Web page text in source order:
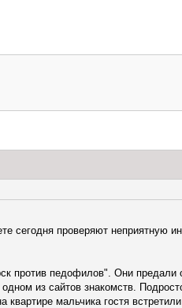
сегодня проверяют неприятную
против педофилов". Они предали
из сайтов знакомств.
квартире мальчика гостя